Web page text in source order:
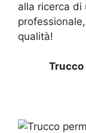
alla ricerca di
qualità!
Trucco